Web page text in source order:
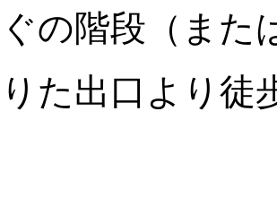
ぐの階段（また
りた出口より徒